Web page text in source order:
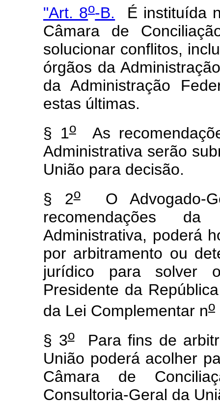
"Art. 8o-B. É instituída
Câmara de
solucionar conflitos,
órgãos da
da Administração
estas últimas.
§ 1oAs
Administrativa serão
União para decisão.
§ 2oO Advogado-
recomendações
Administrativa, poderá
por arbitramento ou
jurídico para solver
Presidente da
da Lei Complementar no
§ 3oPara fins de
União poderá acolher
Câmara de
Consultoria-Geral da